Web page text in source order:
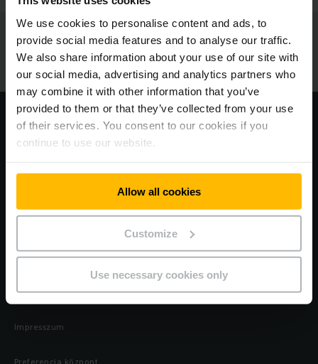
We use cookies to personalise content and ads, to
provide social media features and to analyse our traffic.
We also share information about your use of our site with
our social media, advertising and analytics partners who
may combine it with other information that you’ve
provided to them or that they’ve collected from your use
of their services. You consent to our cookies if you
continue to use our website.
Allow all cookies
Customize
Use necessary cookies only
Jungheinrich
Telephelyek
Központi vállalati oldal: www.jungheinrich.com
Visszaélés-bejelentés
Cookies
Impresszum
Preferencia központ